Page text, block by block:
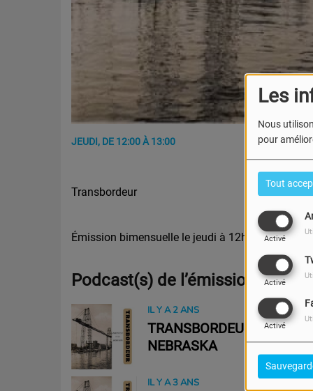
Les
Nous
pour
Tout
Activé
Activé
Activé
JEUDI, DE 12:00 À 13:00
Transbordeur
Émission bimensuelle le jeudi à 12h
Podcast(s) de l’émission
IL Y A 2 ANS
TRANSBORDEUR 8 -
NEBRASKA
IL Y A 3 ANS